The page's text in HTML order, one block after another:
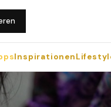
Inspirationen